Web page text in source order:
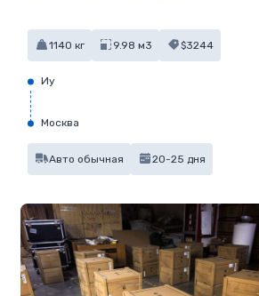
1140 кг 9.98 м3 $3244
Иу
Москва
Авто обычная 20-25 дня